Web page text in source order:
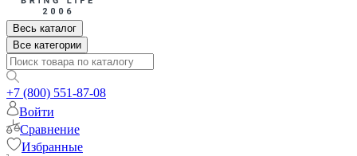
Весь каталог
Все категории
+7 (800) 551-87-08
Войти
Сравнение
Избранные